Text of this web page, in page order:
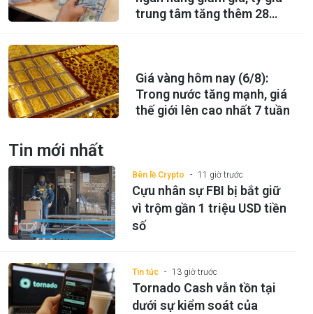
trung tâm tăng thêm 28
Giá vàng hôm nay (6/8):
Trong nước tăng mạnh, giá
thế giới lên cao nhất 7 tuần
Tin mới nhất
Bên lề Crypto 11 giờ trước
Cựu nhân sự FBI bị bắt giữ
vì trộm gần 1 triệu USD tiền
số
Tin tức 13 giờ trước
Tornado Cash vẫn tồn tại
dưới sự kiểm soát của